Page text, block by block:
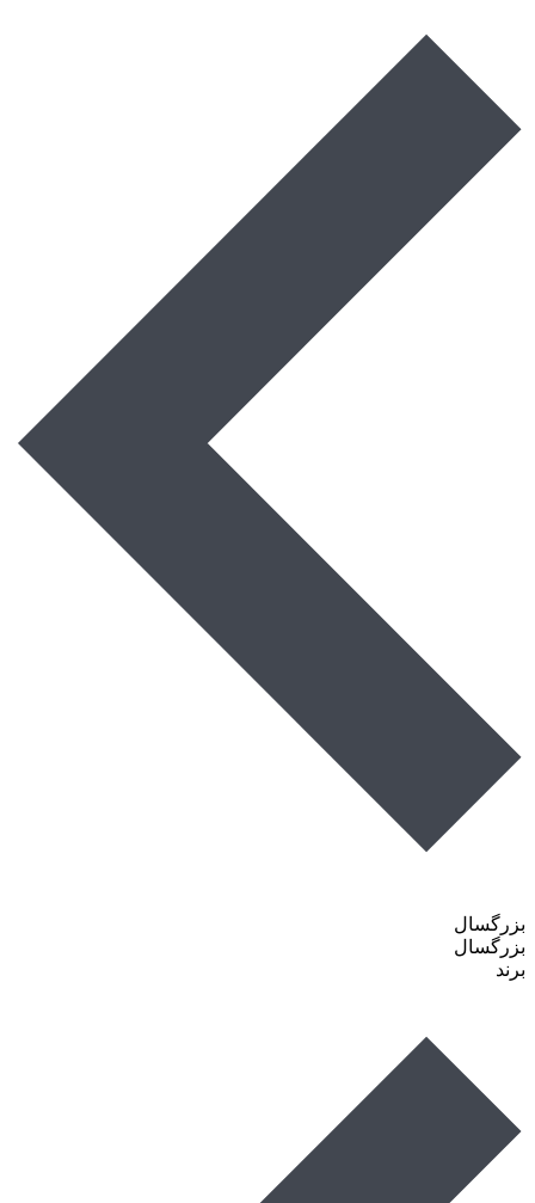
بزرگسال
بزرگسال
برند